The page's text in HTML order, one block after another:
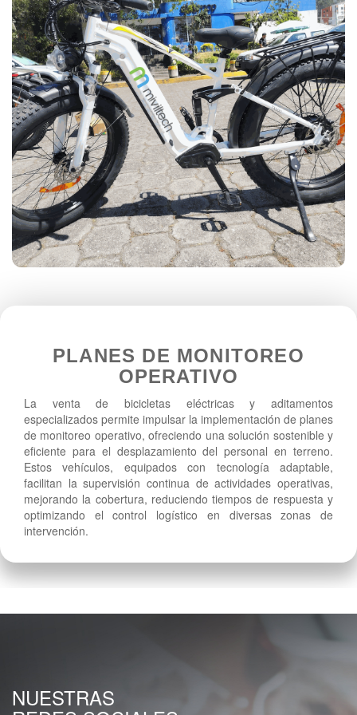
PLANES DE MONITOREO
OPERATIVO
La venta de bicicletas eléctricas y aditamentos
especializados permite impulsar la implementación de planes
de monitoreo operativo, ofreciendo una solución sostenible y
eficiente para el desplazamiento del personal en terreno.
Estos vehículos, equipados con tecnología adaptable,
facilitan la supervisión continua de actividades operativas,
mejorando la cobertura, reduciendo tiempos de respuesta y
optimizando el control logístico en diversas zonas de
intervención.
NUESTRAS